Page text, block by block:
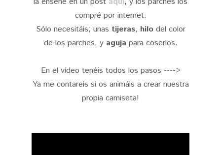
compré por internet.
Sólo necesitáis; unas tijeras, hilo del color
de los parches, y aguja para coserlos.
En el vídeo tenéis todos los pasos ---->
Ya me contareis si os animáis a crear nuestra
propia camiseta!